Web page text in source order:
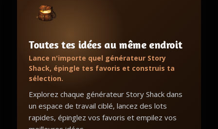
Toutes tes idées au même endroit
Lance n'importe quel générateur Story
Shack, épingle tes favoris et construis ta
sélection.
Explorez chaque générateur Story Shack dans
un espace de travail ciblé, lancez des lots
rapides, épinglez vos favoris et empilez vos